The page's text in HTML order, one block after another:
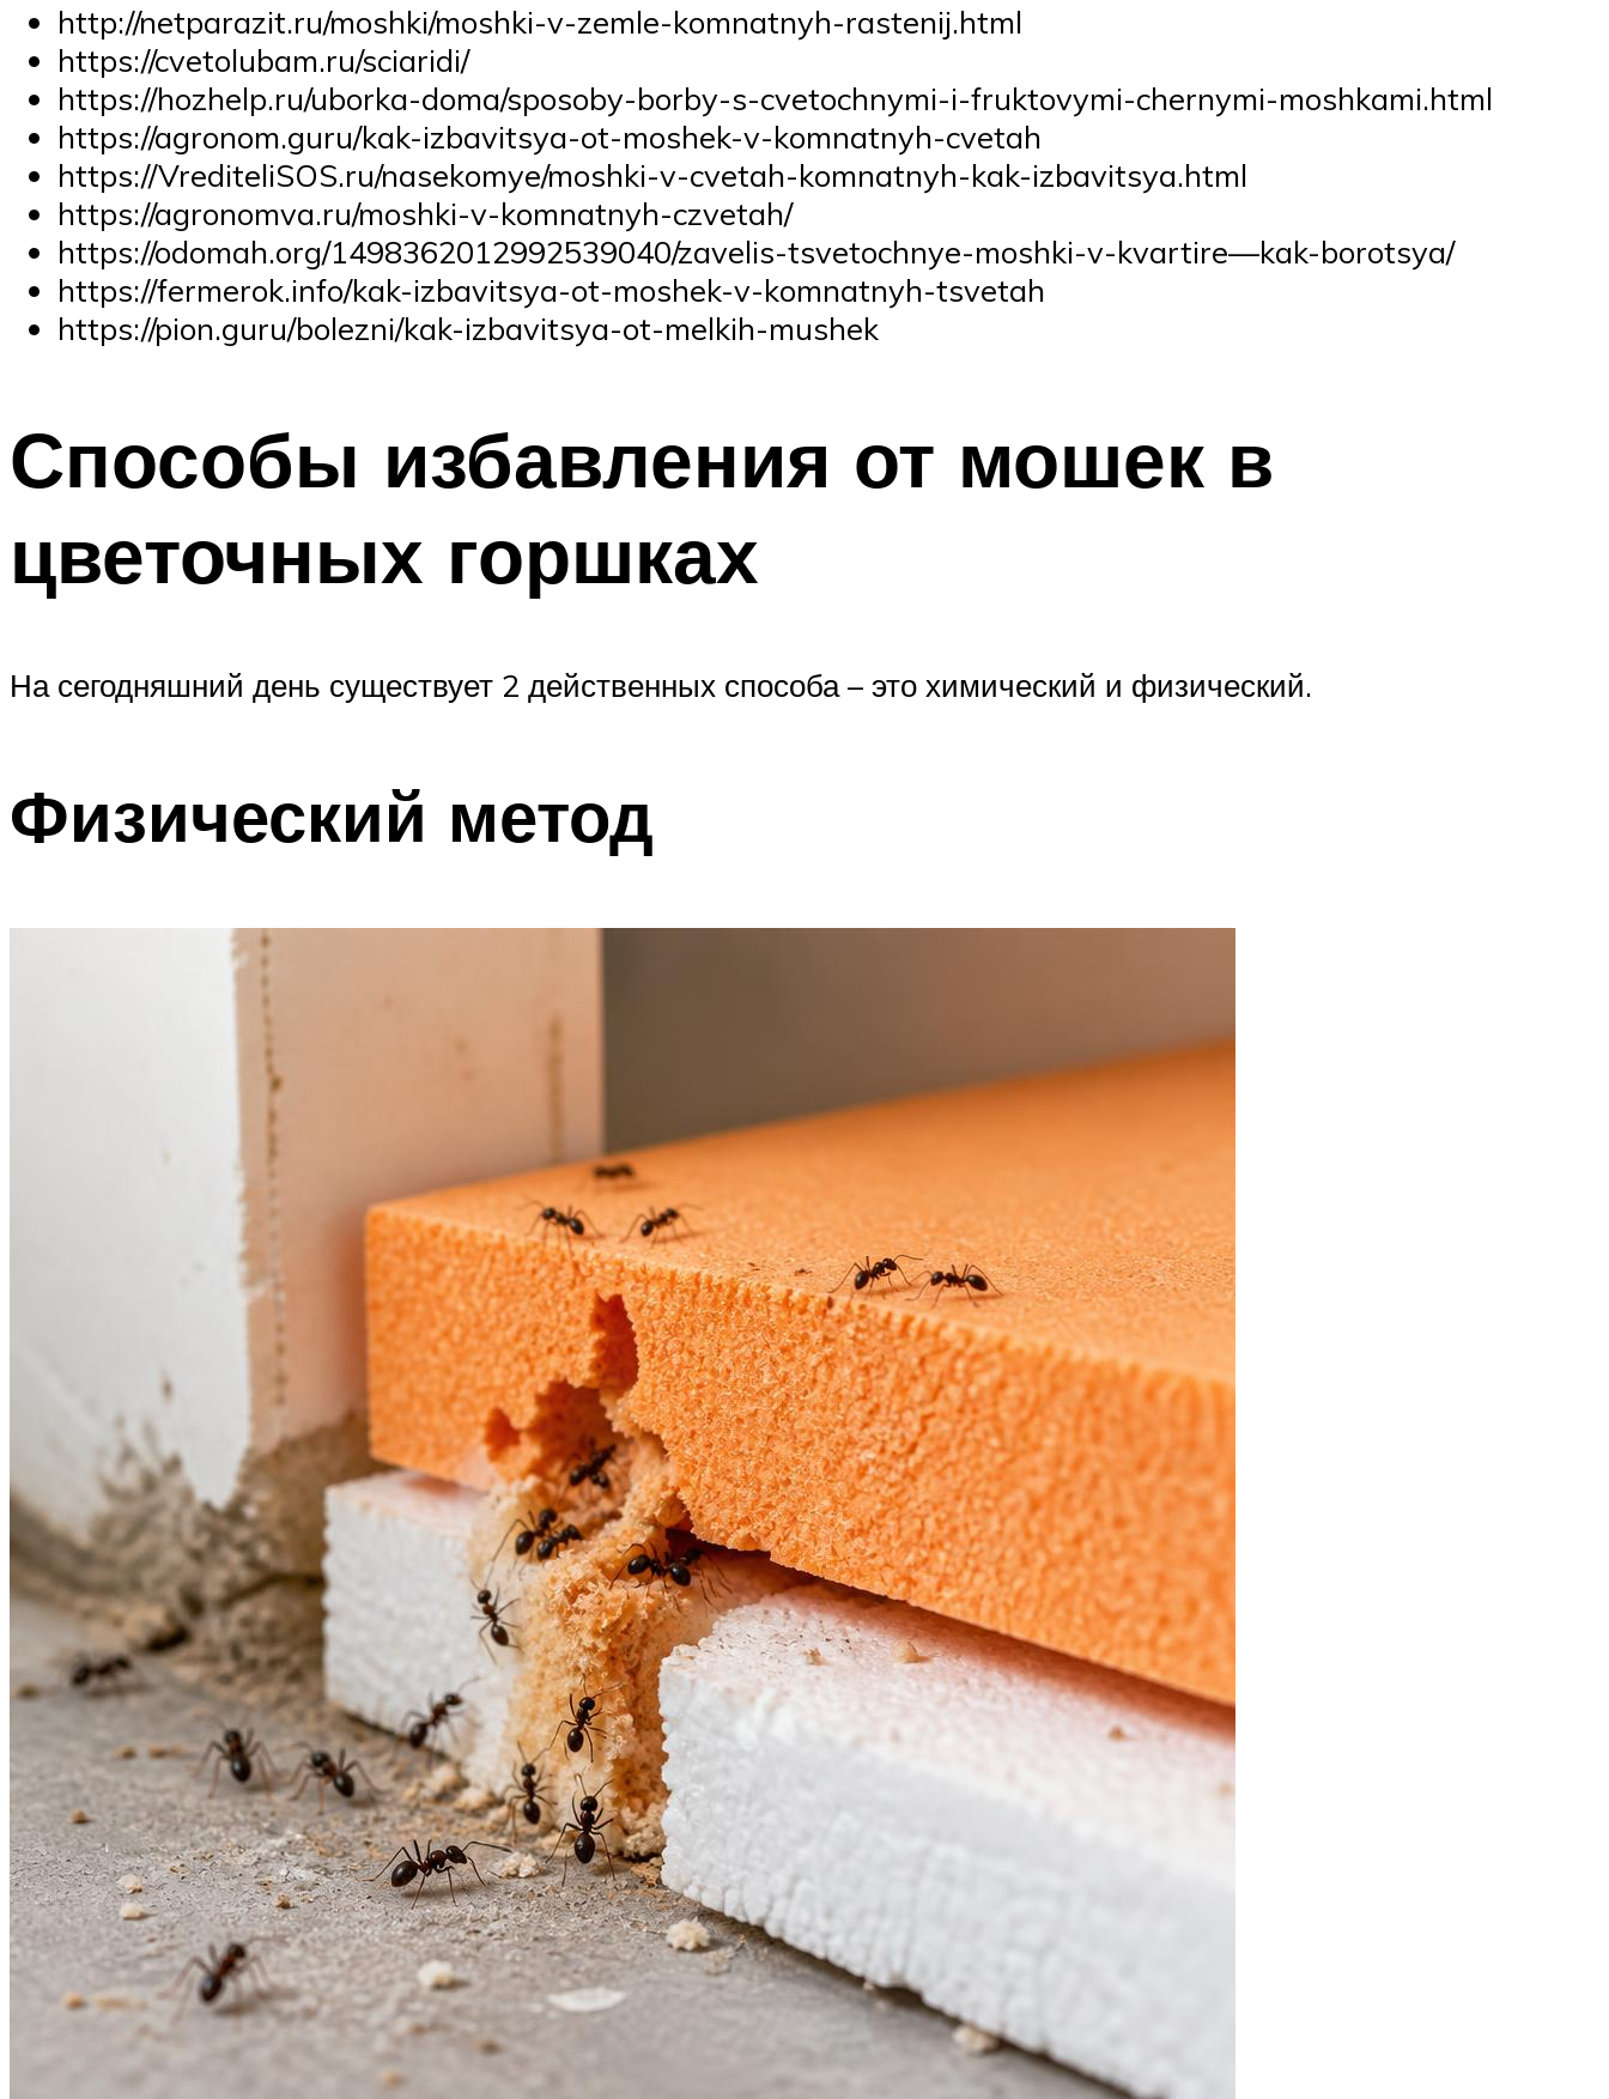
http://netparazit.ru/moshki/moshki-v-zemle-komnatnyh-rastenij.html
https://cvetolubam.ru/sciaridi/
https://hozhelp.ru/uborka-doma/sposoby-borby-s-cvetochnymi-i-fruktovymi-chernymi-moshkami.html
https://agronom.guru/kak-izbavitsya-ot-moshek-v-komnatnyh-cvetah
https://VrediteliSOS.ru/nasekomye/moshki-v-cvetah-komnatnyh-kak-izbavitsya.html
https://agronomva.ru/moshki-v-komnatnyh-czvetah/
https://odomah.org/1498362012992539040/zavelis-tsvetochnye-moshki-v-kvartire—kak-borotsya/
https://fermerok.info/kak-izbavitsya-ot-moshek-v-komnatnyh-tsvetah
https://pion.guru/bolezni/kak-izbavitsya-ot-melkih-mushek
Способы избавления от мошек в
цветочных горшках
На сегодняшний день существует 2 действенных способа – это химический и физический.
Физический метод